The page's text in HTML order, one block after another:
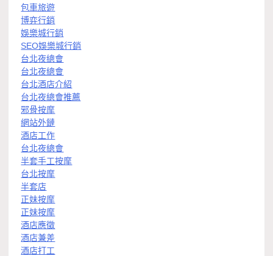
包車旅遊
博弈行銷
娛樂城行銷
SEO娛樂城行銷
台北夜總會
台北夜總會
台北酒店介紹
台北夜總會推薦
邪骨按摩
網站外鏈
酒店工作
台北夜總會
半套手工按摩
台北按摩
半套店
正妹按摩
正妹按摩
酒店應徵
酒店兼差
酒店打工